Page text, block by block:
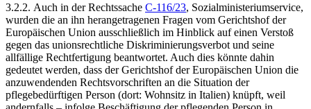
3.2.2. Auch in der Rechtssache C-116/23, Sozialministeriumservice,
wurden die an ihn herangetragenen Fragen vom Gerichtshof der
Europäischen Union ausschließlich im Hinblick auf einen Verstoß
gegen das unionsrechtliche Diskriminierungsverbot und seine
allfällige Rechtfertigung beantwortet. Auch dies könnte dahin
gedeutet werden, dass der Gerichtshof der Europäischen Union die
anzuwendenden Rechtsvorschriften an die Situation der
pflegebedürftigen Person (dort: Wohnsitz in Italien) knüpft, weil